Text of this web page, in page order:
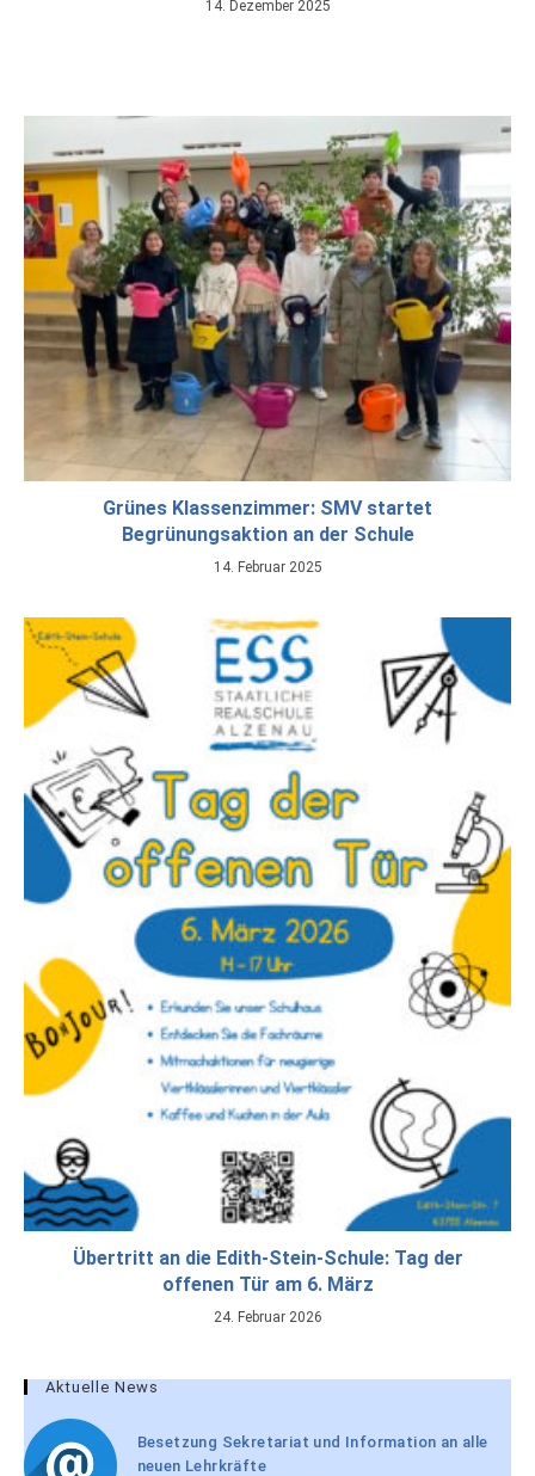
14. Dezember 2025
Grünes Klassenzimmer: SMV startet
Begrünungsaktion an der Schule
14. Februar 2025
Übertritt an die Edith-Stein-Schule: Tag der
offenen Tür am 6. März
24. Februar 2026
Aktuelle News
Besetzung Sekretariat und Information an alle
neuen Lehrkräfte